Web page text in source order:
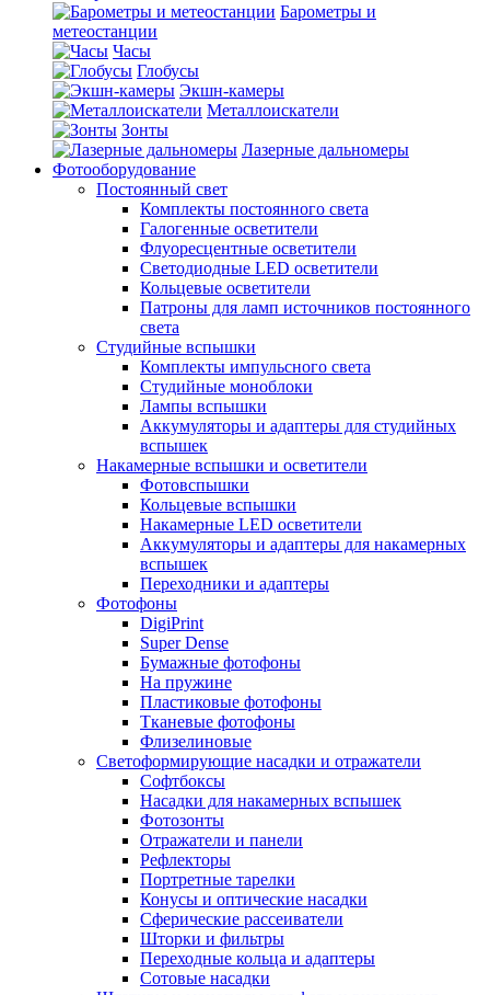
Барометры и
метеостанции
Часы
Глобусы
Экшн-камеры
Металлоискатели
Зонты
Лазерные дальномеры
Фотооборудование
Постоянный свет
Комплекты постоянного света
Галогенные осветители
Флуоресцентные осветители
Светодиодные LED осветители
Кольцевые осветители
Патроны для ламп источников постоянного
света
Студийные вспышки
Комплекты импульсного света
Студийные моноблоки
Лампы вспышки
Аккумуляторы и адаптеры для студийных
вспышек
Накамерные вспышки и осветители
Фотовспышки
Кольцевые вспышки
Накамерные LED осветители
Аккумуляторы и адаптеры для накамерных
вспышек
Переходники и адаптеры
Фотофоны
DigiPrint
Super Dense
Бумажные фотофоны
На пружине
Пластиковые фотофоны
Тканевые фотофоны
Флизелиновые
Светоформирующие насадки и отражатели
Софтбоксы
Насадки для накамерных вспышек
Фотозонты
Отражатели и панели
Рефлекторы
Портретные тарелки
Конусы и оптические насадки
Сферические рассеиватели
Шторки и фильтры
Переходные кольца и адаптеры
Сотовые насадки